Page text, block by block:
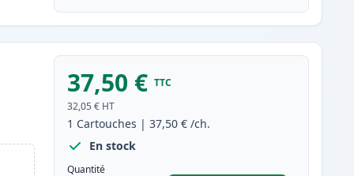
37,50 € TTC
32,05 € HT
1 Cartouches |37,50 € /ch.
En stock
Quantité